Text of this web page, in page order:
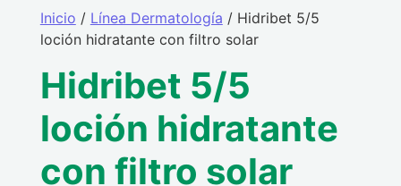
Inicio / Línea Dermatología / Hidribet 5/5
loción hidratante con filtro solar
Hidribet 5/5
loción hidratante
con filtro solar